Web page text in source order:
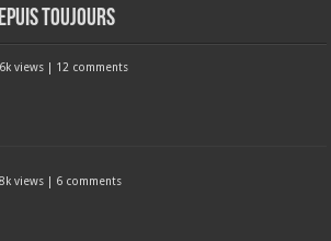
toujours
views | 12 comments
views | 6 comments